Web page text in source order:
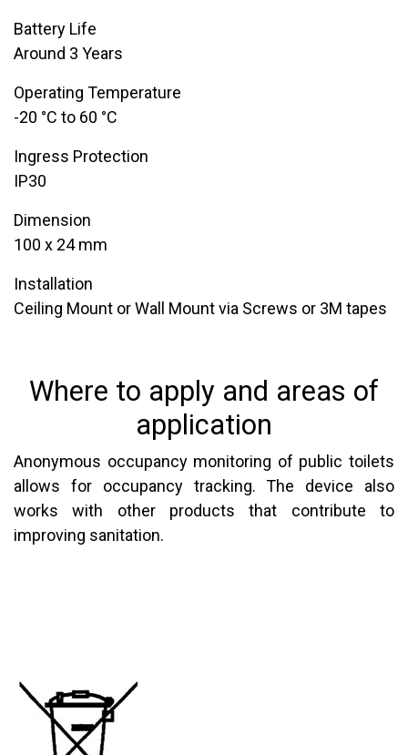
Battery Life
​Around 3 Years
Operating Temperature
-20 °C to 60 °C
Ingress Protection
IP30
​Dimension
100 x 24 mm
​Installation
Ceiling Mount or Wall Mount via Screws or 3M tapes
Where to apply and areas of
application
Anonymous occupancy monitoring of public toilets
allows for occupancy tracking. The device also
works with other products that contribute to
improving sanitation.